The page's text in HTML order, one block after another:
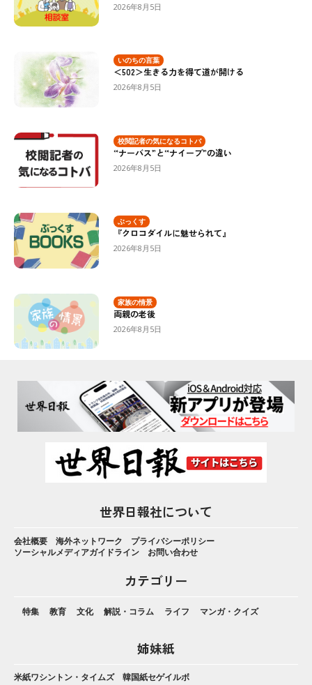
2026年8月5日
いのちの言葉
＜502＞生きる力を得て道が開ける
2026年8月5日
校閲記者の気になるコトバ
“ナーバス”と“ナイーブ”の違い
2026年8月5日
ぶっくす
『クロコダイルに魅せられて』
2026年8月5日
家族の情景
両親の老後
2026年8月5日
世界日報社について
会社概要 海外ネットワーク
プライバシーポリシー
ソーシャルメディアガイドライン
お問い合わせ
カテゴリー
特集 教育 文化 解説・コラム ライフ マンガ・クイズ
姉妹紙
米紙ワシントン・タイムズ 韓国紙セゲイルボ